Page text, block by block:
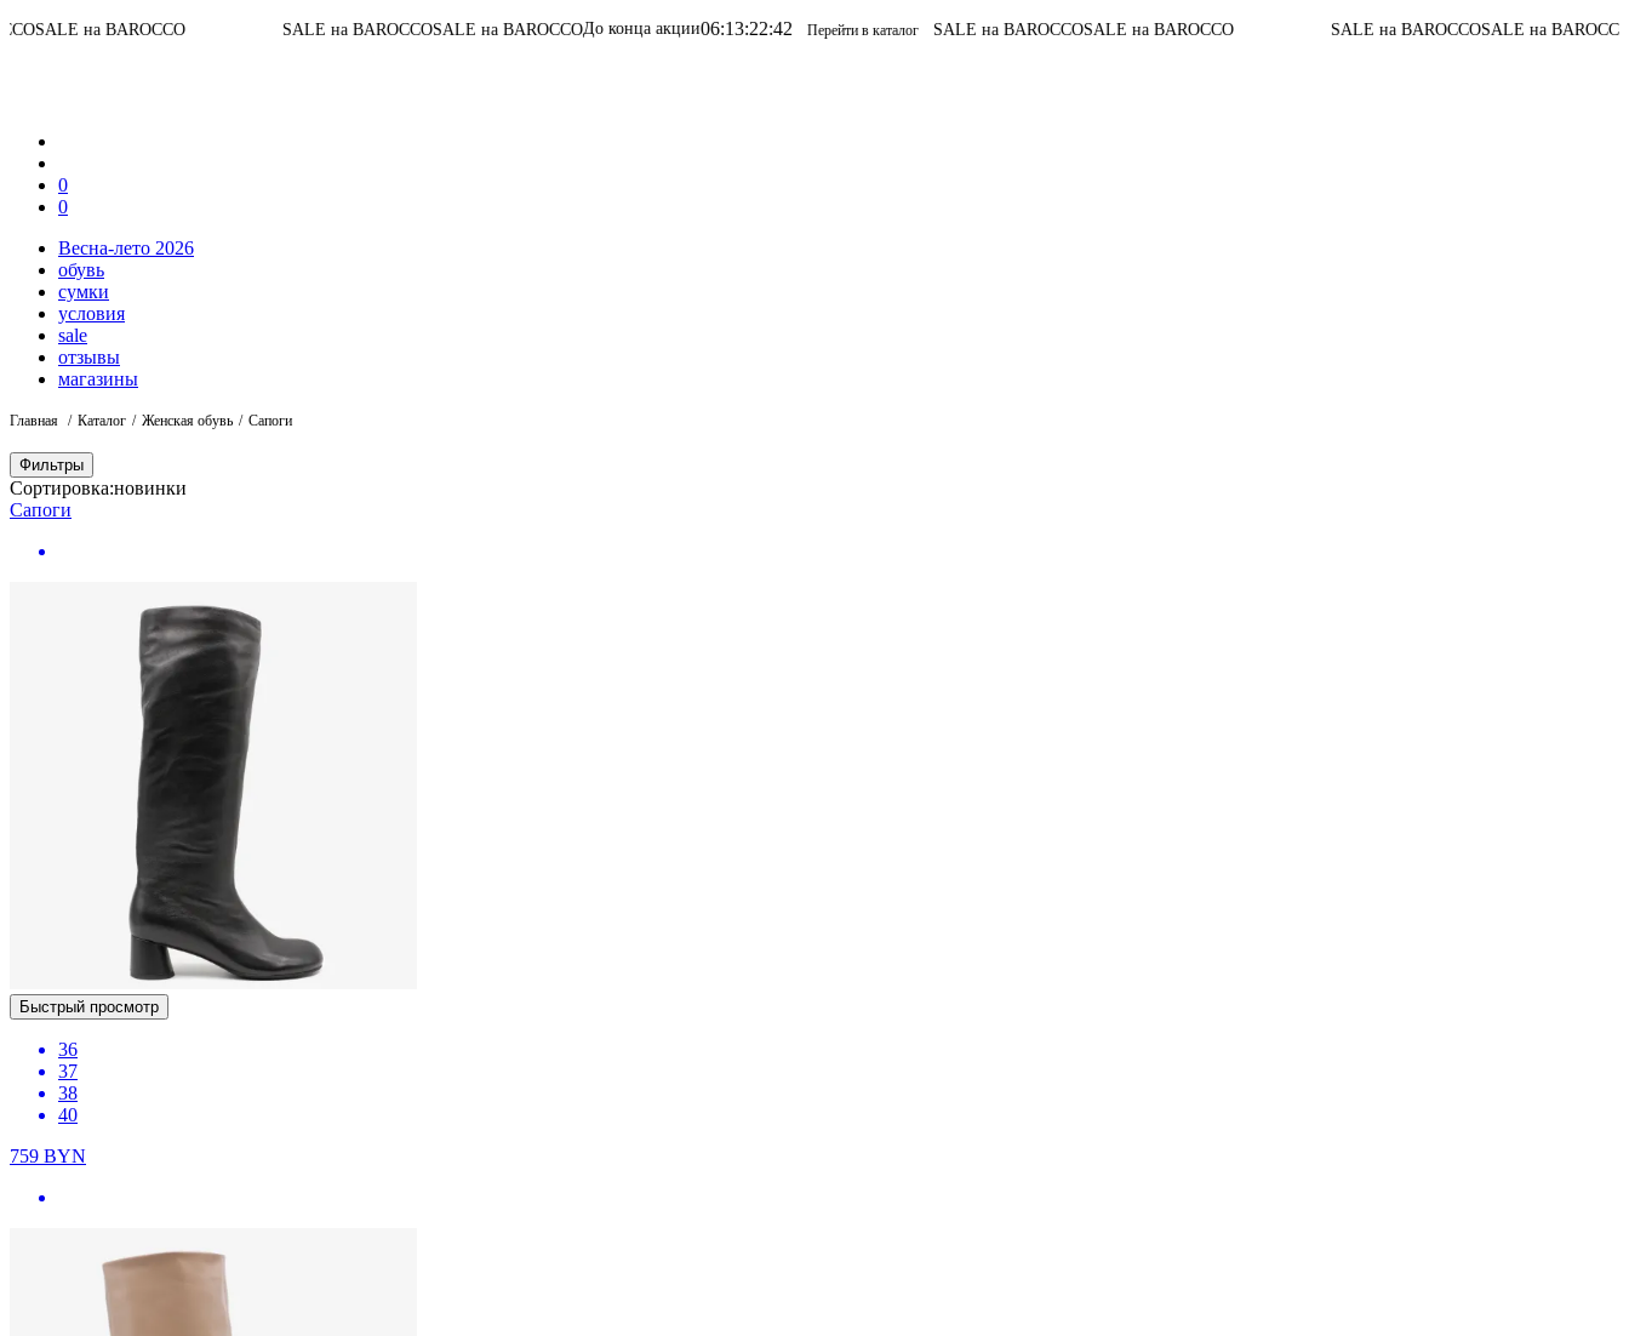
BAROCCO SALE на BAROCCOSALE на BAROCCOДо конца акции06:13 :22:42 Перейти в каталог SALE на BAROCCOSALE на BAROCCO SALE на BAROCCOSALE на BAROCCOДо конца
0
0
Весна-лето 2026
обувь
сумки
условия
sale
отзывы
магазины
Главная Каталог Женская обувь Сапоги
Фильтры
Сортировка:новинки
Сапоги
Быстрый просмотр
36
37
38
40
759 BYN